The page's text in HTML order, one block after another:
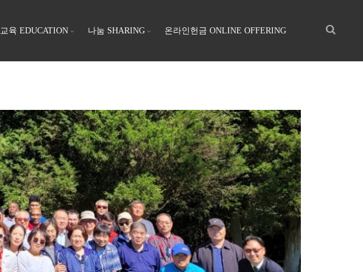
교육 EDUCATION 나눔 SHARING 온라인헌금 ONLINE OFFERING